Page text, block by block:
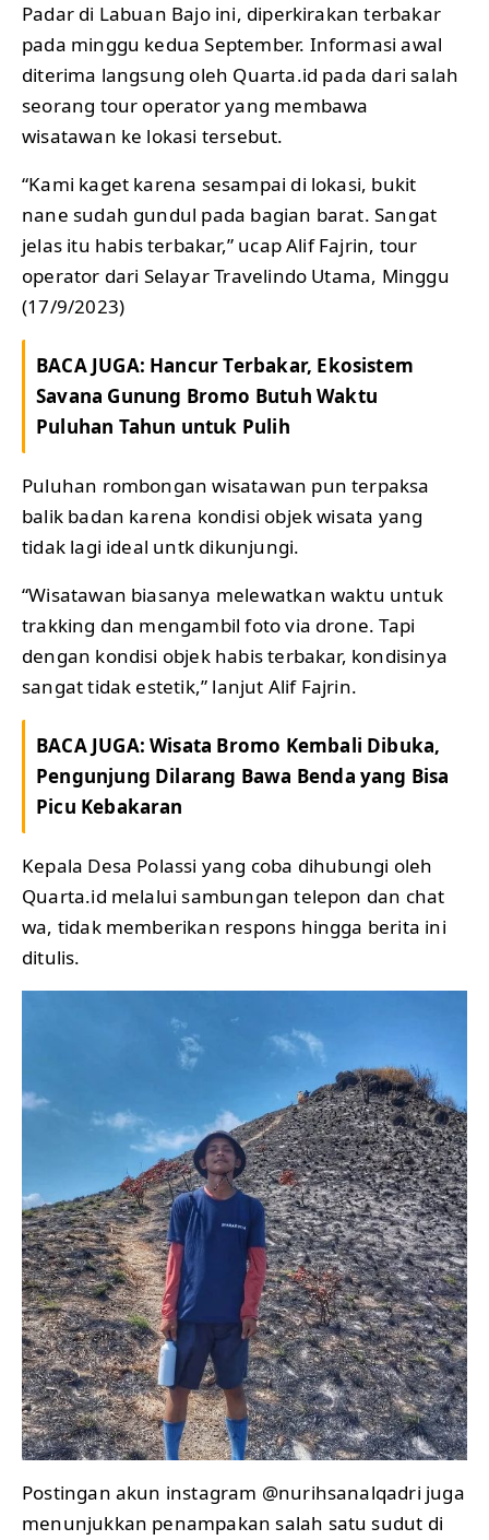
Padar di Labuan Bajo ini, diperkirakan terbakar
pada minggu kedua September. Informasi awal
diterima langsung oleh Quarta.id pada dari salah
seorang tour operator yang membawa
wisatawan ke lokasi tersebut.
“Kami kaget karena sesampai di lokasi, bukit
nane sudah gundul pada bagian barat. Sangat
jelas itu habis terbakar,” ucap Alif Fajrin, tour
operator dari Selayar Travelindo Utama, Minggu
(17/9/2023)
BACA JUGA: Hancur Terbakar, Ekosistem
Savana Gunung Bromo Butuh Waktu
Puluhan Tahun untuk Pulih
Puluhan rombongan wisatawan pun terpaksa
balik badan karena kondisi objek wisata yang
tidak lagi ideal untk dikunjungi.
“Wisatawan biasanya melewatkan waktu untuk
trakking dan mengambil foto via drone. Tapi
dengan kondisi objek habis terbakar, kondisinya
sangat tidak estetik,” lanjut Alif Fajrin.
BACA JUGA:Wisata Bromo Kembali Dibuka,
Pengunjung Dilarang Bawa Benda yang Bisa
Picu Kebakaran
Kepala Desa Polassi yang coba dihubungi oleh
Quarta.id melalui sambungan telepon dan chat
wa, tidak memberikan respons hingga berita ini
ditulis.
Postingan akun instagram @nurihsanalqadri juga
menunjukkan penampakan salah satu sudut di